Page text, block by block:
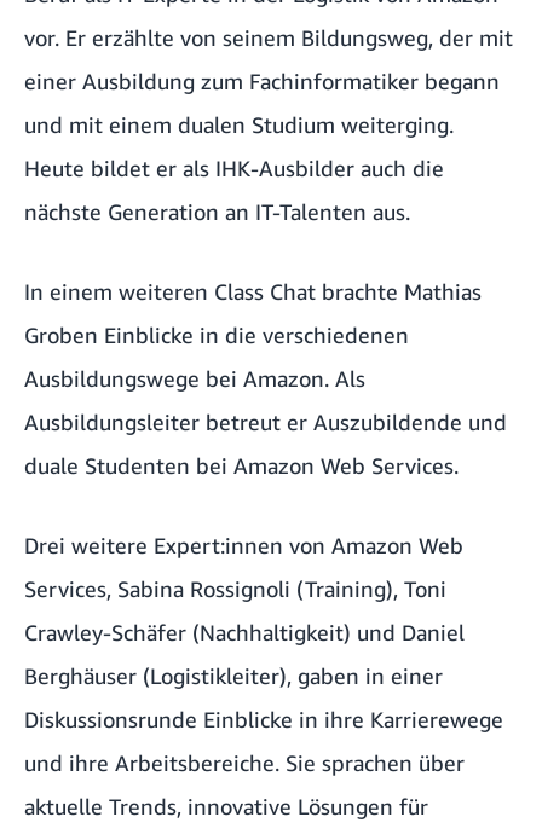
vor. Er erzählte von seinem Bildungsweg, der mit
einer Ausbildung zum Fachinformatiker begann
und mit einem dualen Studium weiterging.
Heute bildet er als IHK-Ausbilder auch die
nächste Generation an IT-Talenten aus.
In einem weiteren Class Chat brachte Mathias
Groben Einblicke in die verschiedenen
Ausbildungswege bei Amazon. Als
Ausbildungsleiter betreut er Auszubildende und
duale Studenten bei Amazon Web Services.
Drei weitere Expert:innen von Amazon Web
Services, Sabina Rossignoli (Training), Toni
Crawley-Schäfer (Nachhaltigkeit) und Daniel
Berghäuser (Logistikleiter), gaben in einer
Diskussionsrunde Einblicke in ihre Karrierewege
und ihre Arbeitsbereiche. Sie sprachen über
aktuelle Trends, innovative Lösungen für